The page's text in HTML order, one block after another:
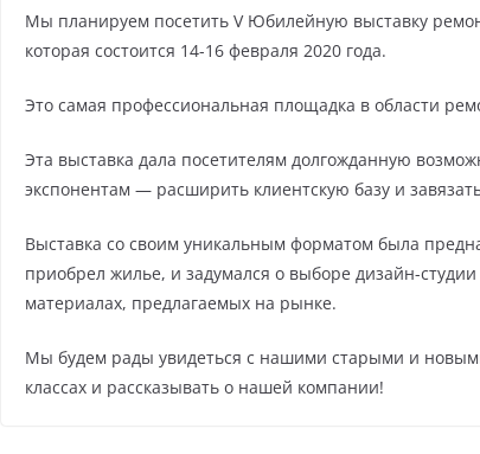
Мы планируем посетить V Юбилейную выставку
которая состоится 14-16 февраля 2020 года.
Это самая профессиональная площадка в области
Эта выставка дала посетителям долгожданную
экспонентам — расширить клиентскую базу и
Выставка со своим уникальным форматом была
приобрел жилье, и задумался о выборе дизайн-
материалах, предлагаемых на рынке.
Мы будем рады увидеться с нашими старыми и
классах и рассказывать о нашей компании!